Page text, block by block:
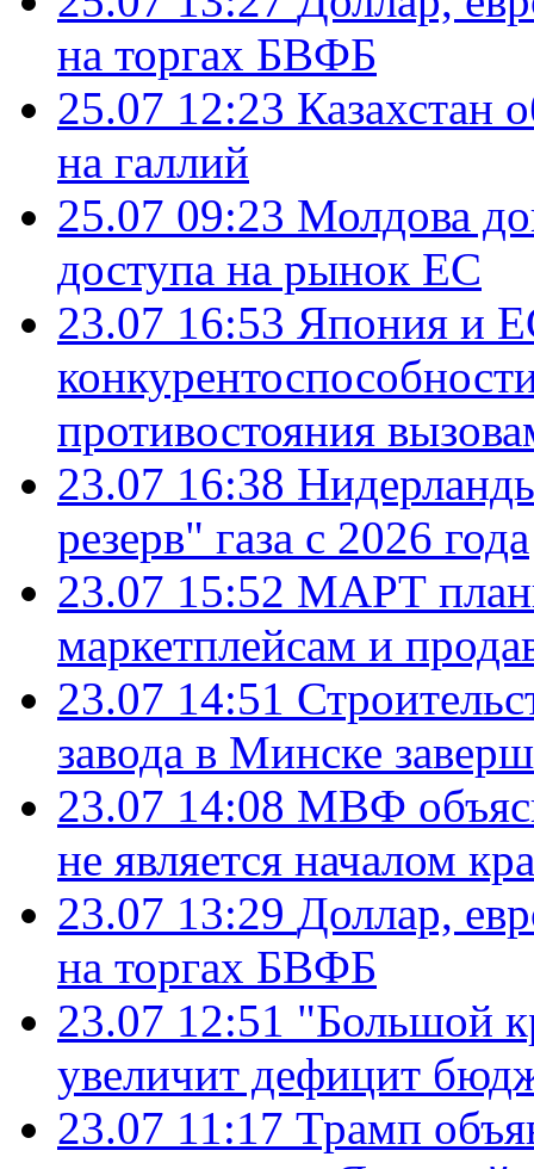
на торгах БВФБ
25.07 12:23 Казахстан
на галлий
25.07 09:23 Молдова
доступа на рынок ЕС
23.07 16:53 Япония и
противостояния
23.07 16:38
резерв" газа с 2026 года
23.07 15:52 МАРТ
маркетплейсам и
23.07 14:51
завода в Минске
23.07 14:08 МВФ
не является началом
23.07 13:29 Доллар,
на торгах БВФБ
23.07 12:51 "Большой
увеличит дефицит
23.07 11:17 Трамп